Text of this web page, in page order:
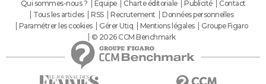
Qui sommes-nous ? Equipe Charte éditoriale Publicité
Contact
Tous les articles
RSS Recrutement
Données personnelles
Paramétrer les cookies
Gérer Utiq Mentions légales
Groupe Figaro
© 2026 CCM Benchmark